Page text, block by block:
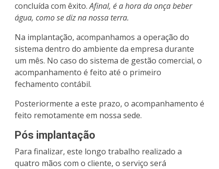
concluída com êxito.Afinal, é a hora da onça beber
água, como se diz na nossa terra.
Na implantação, acompanhamos a operação do
sistema dentro do ambiente da empresa durante
um mês. No caso do sistema de gestão comercial, o
acompanhamento é feito até o primeiro
fechamento contábil.
Posteriormente a este prazo, o acompanhamento é
feito remotamente em nossa sede.
Pós implantação
Para finalizar, este longo trabalho realizado a
quatro mãos com o cliente, o serviço será